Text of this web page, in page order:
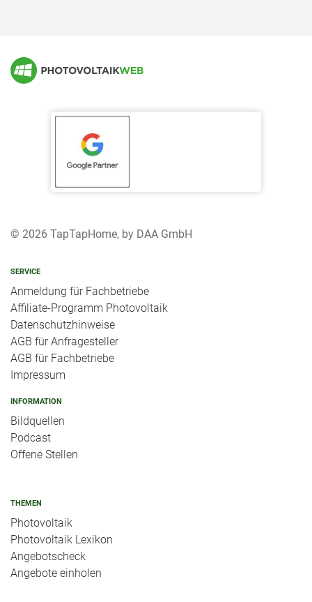
© 2026 TapTapHome, by DAA GmbH
SERVICE
Anmeldung für Fachbetriebe
Affiliate-Programm Photovoltaik
Datenschutzhinweise
AGB für Anfragesteller
AGB für Fachbetriebe
Impressum
INFORMATION
Bildquellen
Podcast
Offene Stellen
THEMEN
Photovoltaik
Photovoltaik Lexikon
Angebotscheck
Angebote einholen